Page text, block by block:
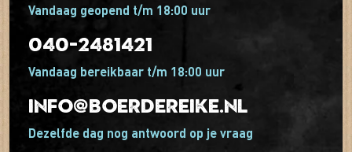
Vandaag geopend t/m 18:00 uur
040-2481421
Vandaag bereikbaar t/m 18:00 uur
info@boerdereike.nl
Dezelfde dag nog antwoord op je vraag